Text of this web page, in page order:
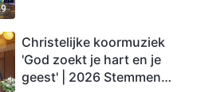
Christelijke koormuziek
'God zoekt je hart en je
geest' | 2026 Stemmen